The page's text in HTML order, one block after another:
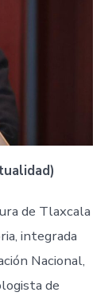
de Tlaxcala
integrada
Nacional,
de